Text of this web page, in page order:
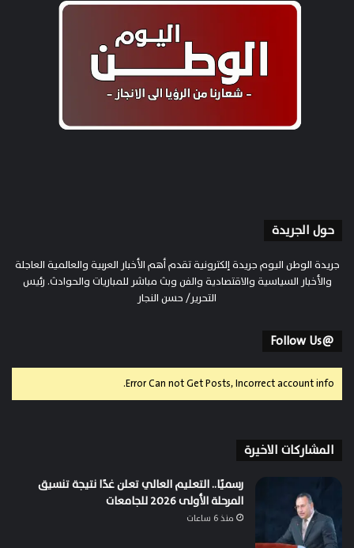
حول الجريدة
جريدة الوطن اليوم جريدة إلكترونية تقدم أهم الأخبار العربية والعالمية العاجلة
والأخبار السياسية والاقتصادية والفن وبث مباشر للمباريات والحوادث. رئيس
التحرير/ حسن النجار
@Follow Us
Error Can not Get Posts, Incorrect account info.
المشاركات الاخيرة
رسميًا.. التعليم العالي تعلن غدًا نتيجة تنسيق
المرحلة الأولى 2026 للجامعات
منذ 6 ساعات